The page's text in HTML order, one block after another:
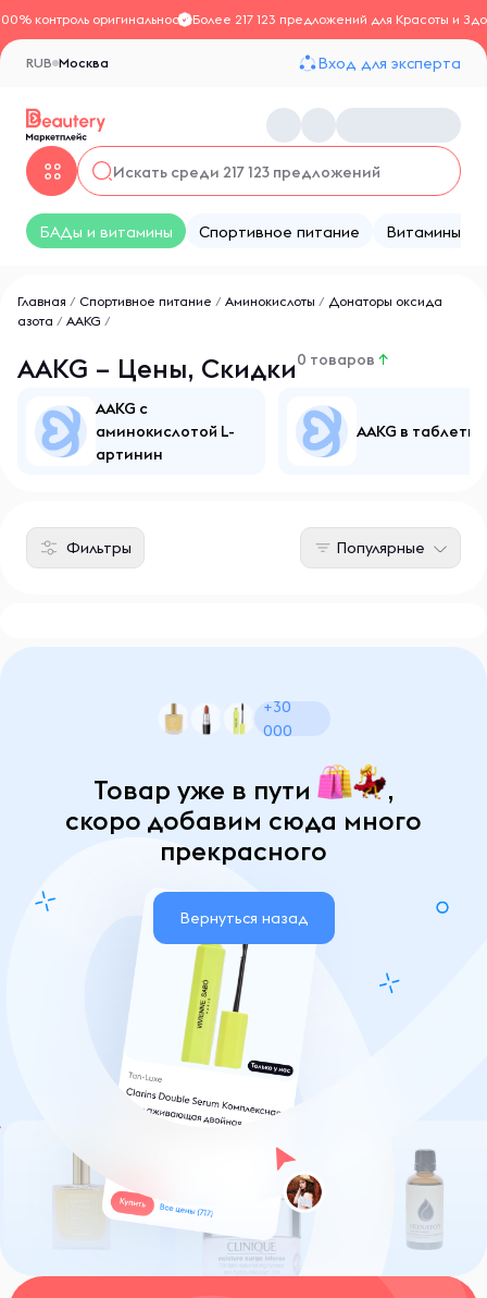
контроль оригинальностиБолее 217 123 предложений для Красоты и
Москва
RUB Вход для эксперта
БАДы и витамины Спортивное питание Витамины
Главная / Спортивное питание / Аминокислоты / Донаторы оксида
азота / AAKG /
AAKG – Цены, Скидки0 товаров ↑
AAKG с
аминокислотой L-
артинин
AAKG в
Фильтры Популярные
+30
000
Товар уже в пути
,
скоро добавим сюда много
прекрасного
Вернуться назад